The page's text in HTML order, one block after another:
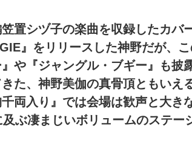
置シヅ子の楽曲を収録したカバ
』をリリースした神野だが、
』や『ジャングル・ブギー』も披
た、神野美伽の真骨頂ともいえ
両入り』では会場は歓声と大き
及ぶ凄まじいボリュームのステー